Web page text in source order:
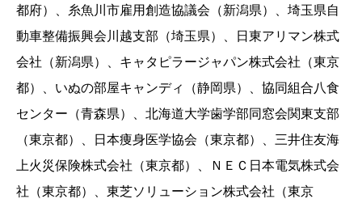
都府）、糸魚川市雇用創造協議会（新潟県）、埼玉県自
動車整備振興会川越支部（埼玉県）、日東アリマン株式
会社（新潟県）、キャタピラージャパン株式会社（東京
都）、いぬの部屋キャンディ（静岡県）、協同組合八食
センター（青森県）、北海道大学歯学部同窓会関東支部
（東京都）、日本痩身医学協会（東京都）、三井住友海
上火災保険株式会社（東京都）、ＮＥＣ日本電気株式会
社（東京都）、東芝ソリューション株式会社（東京